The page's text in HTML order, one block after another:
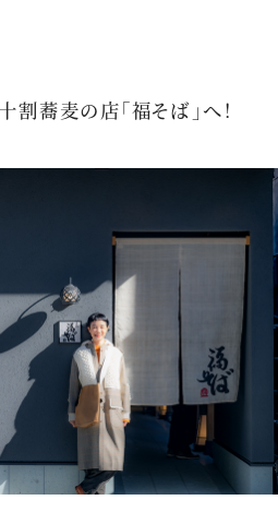
蕎麦の店「福そば」へ！